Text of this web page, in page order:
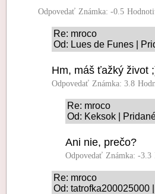
Odpovedať Známka: -0.5
Re: mroco
Od: Lues de Funes |
Hm, máš ťažký život
Odpovedať Známka: 3.8
Re: mroco
Od: Keksok |
Ani nie, prečo?
Odpovedať Známka: -3.3
Re: mroco
Od: tatrofka200025000